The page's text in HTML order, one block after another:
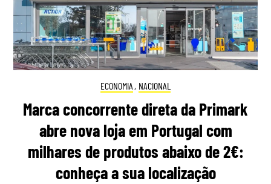
ECONOMIA , NACIONAL
Marca concorrente direta da Primark
abre nova loja em Portugal com
milhares de produtos abaixo de 2€:
conheça a sua localização